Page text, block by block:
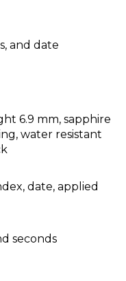
and date
6.9 mm, sapphire
water resistant
date, applied
seconds